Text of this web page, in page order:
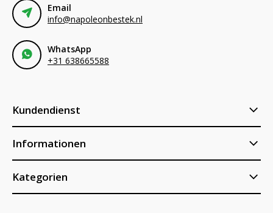
Email
info@napoleonbestek.nl
WhatsApp
+31 638665588
Kundendienst
Informationen
Kategorien